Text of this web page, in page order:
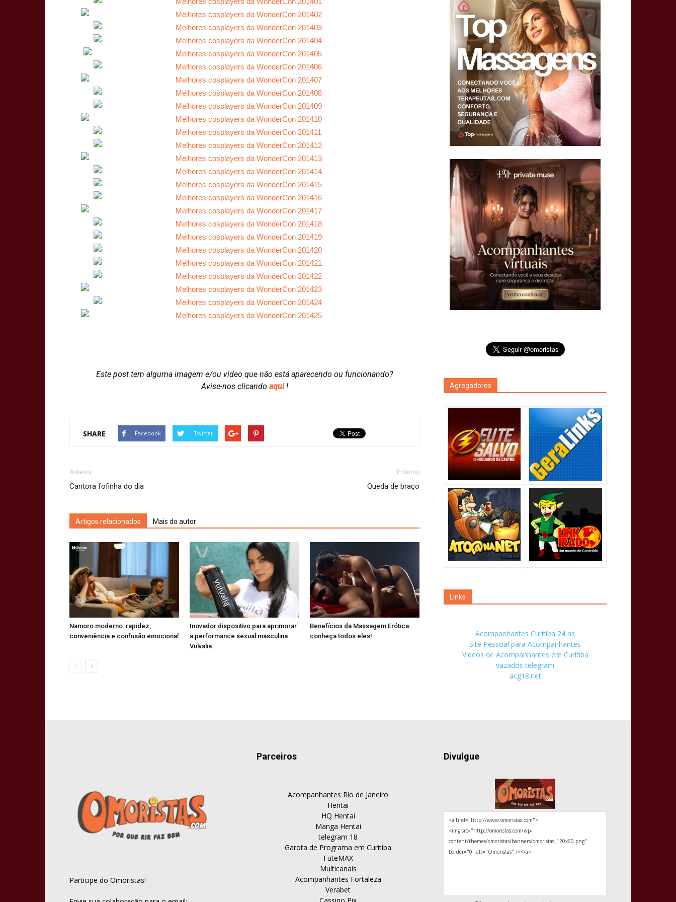
Este post tem alguma imagem e/ou video que não está aparecendo ou funcionando?
Avise-nos clicando aqui!
SHARE Facebook Twitter
Anterior
Cantora fofinha do dia
Próximo
Queda de braço
Artigos relacionados Mais do autor
Namoro moderno: rapidez,
conveniência e confusão emocional
Inovador dispositivo para aprimorar
a performance sexual masculina
Vulvalia
Benefícios da Massagem Erótica:
conheça todos eles!
Agregadores
Links
Acompanhantes Curitiba 24 hs
Site Pessoal para Acompanhantes
Vídeos de Acompanhantes em Curitiba
vazados telegram
acg18.net
Participe do Omoristas!
Parceiros
Acompanhantes Rio de Janeiro
Hentai
HQ Hentai
Manga Hentai
telegram 18
Garota de Programa em Curitiba
FuteMAX
Multicanais
Acompanhantes Fortaleza
Verabet
Divulgue